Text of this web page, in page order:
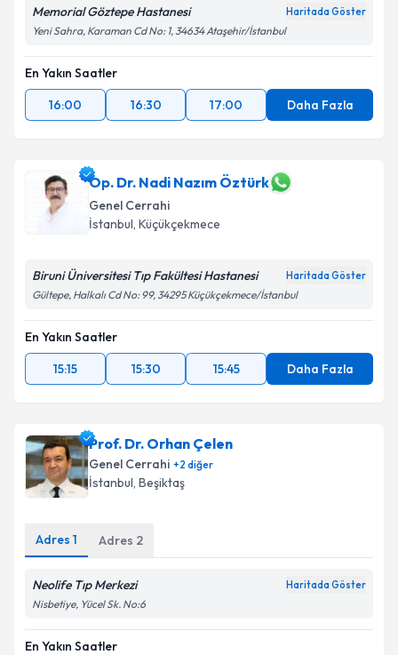
Memorial Göztepe Hastanesi Haritada Göster
Yeni Sahra, Karaman Cd No: 1, 34634 Ataşehir/İstanbul
En Yakın Saatler
16:00
16:30 17:00 Daha Fazla
Op. Dr. Nadi Nazım Öztürk
Genel Cerrahi
İstanbul, Küçükçekmece
Biruni Üniversitesi Tıp Fakültesi Hastanesi Haritada Göster
Gültepe, Halkalı Cd No: 99, 34295 Küçükçekmece/İstanbul
En Yakın Saatler
15:15
15:30 15:45 Daha Fazla
Prof. Dr. Orhan Çelen
Genel Cerrahi +2 diğer
İstanbul, Beşiktaş
Adres 1 Adres 2
Neolife Tıp Merkezi Haritada Göster
Nisbetiye, Yücel Sk. No:6
En Yakın Saatler